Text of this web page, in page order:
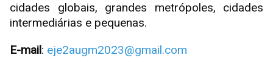
cidades globais, grandes metrópoles, cidades
intermediárias e pequenas.
E-mail: eje2augm2023@gmail.com